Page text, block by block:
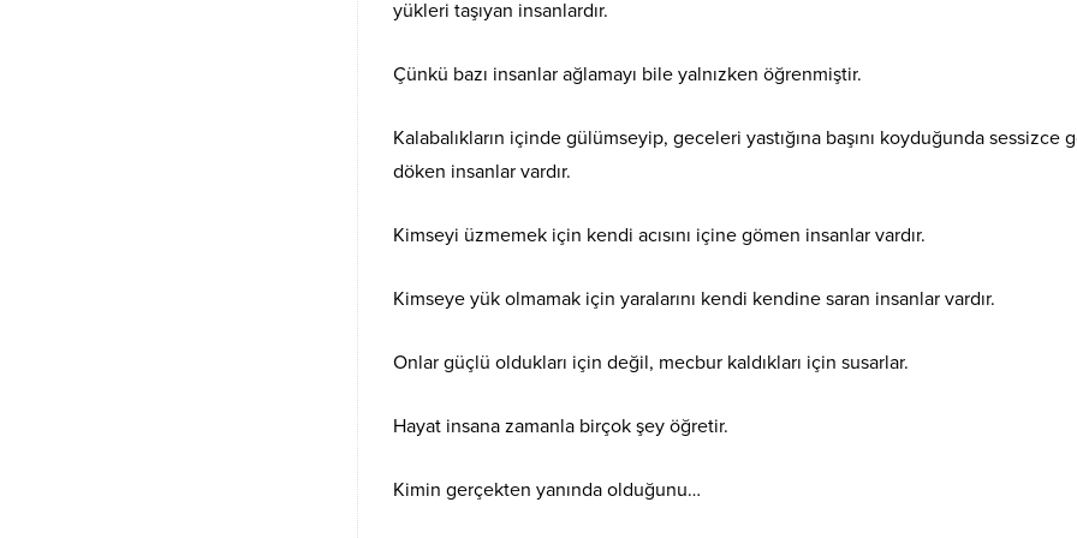
yükleri taşıyan insanlardır.
Çünkü bazı insanlar ağlamayı bile yalnızken öğrenmiştir.
Kalabalıkların içinde gülümseyip, geceleri yastığına başını koyduğunda sessizce
döken insanlar vardır.
Kimseyi üzmemek için kendi acısını içine gömen insanlar vardır.
Kimseye yük olmamak için yaralarını kendi kendine saran insanlar vardır.
Onlar güçlü oldukları için değil, mecbur kaldıkları için susarlar.
Hayat insana zamanla birçok şey öğretir.
Kimin gerçekten yanında olduğunu…